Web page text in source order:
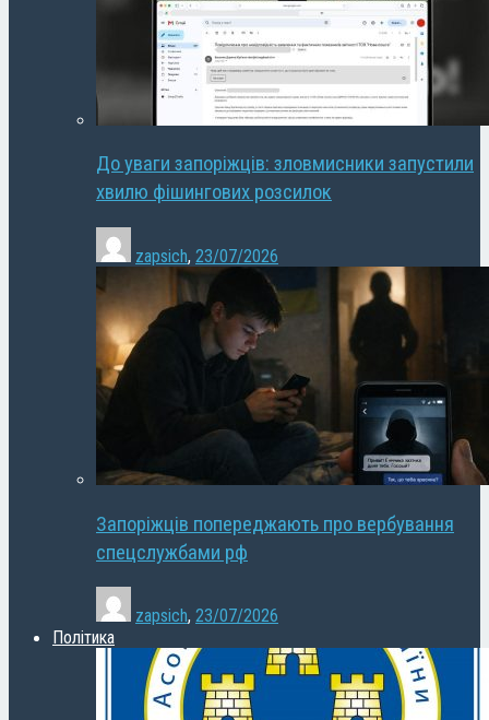
До уваги запоріжців: зловмисники запустили
хвилю фішингових розсилок
zapsich, 23/07/2026
Запоріжців попереджають про вербування
спецслужбами рф
zapsich, 23/07/2026
Політика